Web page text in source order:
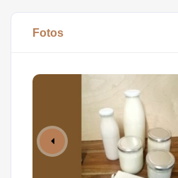
Fotos